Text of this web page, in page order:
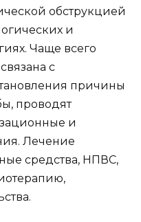
обструкцией
и
Чаще всего
с
причины
проводят
и
Лечение
средства, НПВС,